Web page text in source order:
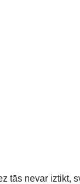
tās nevar iztikt,